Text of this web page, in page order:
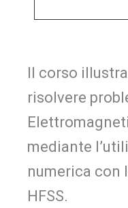
Il corso
risolvere
mediante
numerica con
HFSS.